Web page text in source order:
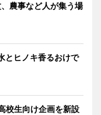
農事など人が集う場
ヒノキ香るおけで
校生向け企画を新設